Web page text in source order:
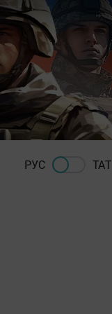
РУС ТАТ